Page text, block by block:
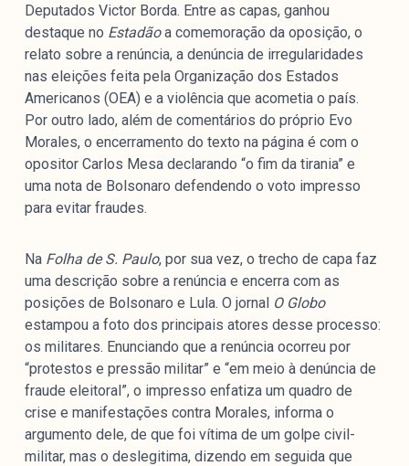
Deputados Victor Borda. Entre as capas, ganhou
destaque no Estadãoa comemoração da oposição, o
relato sobre a renúncia, a denúncia de irregularidades
nas eleições feita pela Organização dos Estados
Americanos (OEA) e a violência que acometia o país.
Por outro lado, além de comentários do próprio Evo
Morales, o encerramento do texto na página é com o
opositor Carlos Mesa declarando “o fim da tirania” e
uma nota de Bolsonaro defendendo o voto impresso
para evitar fraudes.
Na Folha de S. Paulo, por sua vez, o trecho de capa faz
uma descrição sobre a renúncia e encerra com as
posições de Bolsonaro e Lula. O jornal O Globo
estampou a foto dos principais atores desse processo:
os militares. Enunciando que a renúncia ocorreu por
“protestos e pressão militar” e “em meio à denúncia de
fraude eleitoral”, o impresso enfatiza um quadro de
crise e manifestações contra Morales, informa o
argumento dele, de que foi vítima de um golpe civil-
militar, mas o deslegitima, dizendo em seguida que